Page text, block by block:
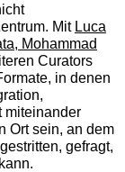
Mit Luca
Mohammad
Curators
in denen
miteinander
Ort sein, an dem
gefragt,